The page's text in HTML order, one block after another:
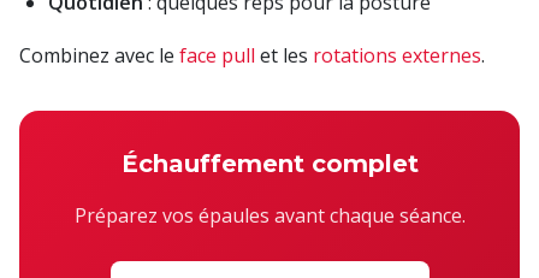
Combinez avec le face pull et les rotations externes.
Échauffement complet
Préparez vos épaules avant chaque séance.